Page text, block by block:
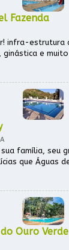
Fazenda
infra-estrutura
ginástica e muito
família, seu
que Águas
Ouro Verde